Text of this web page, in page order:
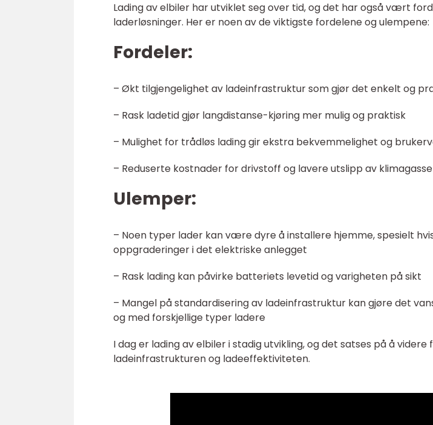
Lading av elbiler har utviklet seg over tid, og det har også vært
laderløsninger. Her er noen av de viktigste fordelene og ulempene:
Fordeler:
– Økt tilgjengelighet av ladeinfrastruktur som gjør det enkelt og
– Rask ladetid gjør langdistanse-kjøring mer mulig og praktisk
– Mulighet for trådløs lading gir ekstra bekvemmelighet og
– Reduserte kostnader for drivstoff og lavere utslipp av
Ulemper:
– Noen typer lader kan være dyre å installere hjemme, spesielt
oppgraderinger i det elektriske anlegget
– Rask lading kan påvirke batteriets levetid og varigheten på sikt
– Mangel på standardisering av ladeinfrastruktur kan gjøre det
og med forskjellige typer ladere
I dag er lading av elbiler i stadig utvikling, og det satses på å
ladeinfrastrukturen og ladeeffektiviteten.